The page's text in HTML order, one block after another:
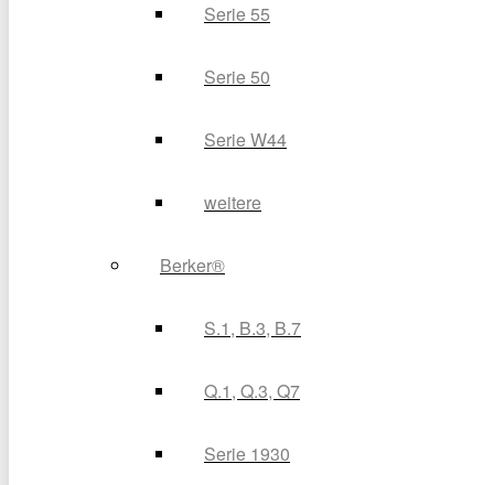
Serie 55
Serie 50
Serie W44
weitere
Berker®
S.1, B.3, B.7
Q.1, Q.3, Q7
Serie 1930